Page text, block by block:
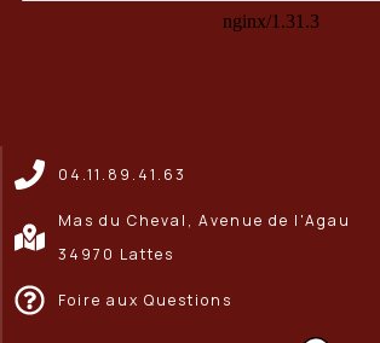
04.11.89.41.63
Mas du Cheval, Avenue de l'Agau
34970 Lattes
Foire aux Questions